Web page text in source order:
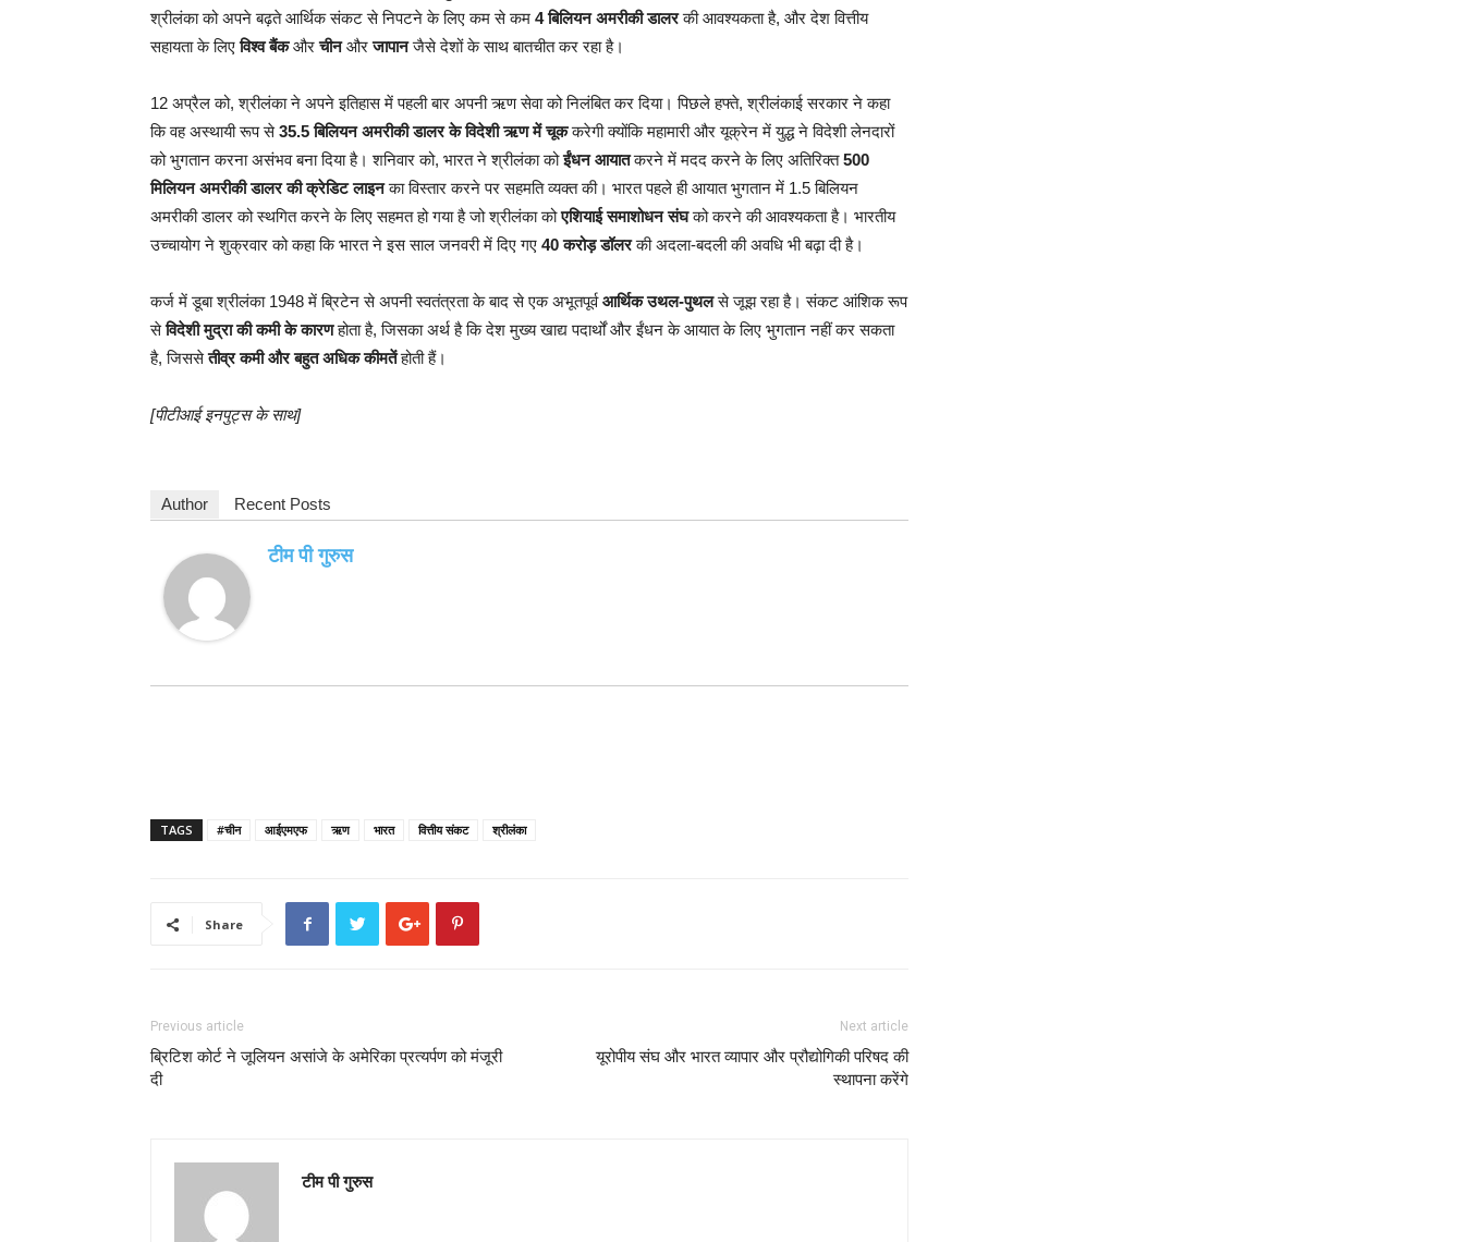
श्रीलंका को अपने बढ़ते आर्थिक संकट से निपटने के लिए कम से कम 4 बिलियन अमरीकी डालरकी आवश्यकता है, और देश वित्तीय
सहायता के लिएविश्व बैंकऔरचीनऔरजापानजैसे देशों के साथ बातचीत कर रहा है।
12 अप्रैल को, श्रीलंका ने अपने इतिहास में पहली बार अपनी ऋण सेवा को निलंबित कर दिया। पिछले हफ्ते, श्रीलंकाई सरकार ने कहा
कि वह अस्थायी रूप से35.5 बिलियन अमरीकी डालर के विदेशी ऋण में चूककरेगी क्योंकि महामारी और यूक्रेन में युद्ध ने विदेशी लेनदारों
को भुगतान करना असंभव बना दिया है। शनिवार को, भारत ने श्रीलंका कोईंधन आयातकरने में मदद करने के लिए अतिरिक्त500
मिलियन अमरीकी डालर की क्रेडिट लाइनका विस्तार करने पर सहमति व्यक्त की। भारत पहले ही आयात भुगतान में 1.5 बिलियन
अमरीकी डालर को स्थगित करने के लिए सहमत हो गया है जो श्रीलंका कोएशियाई समाशोधन संघको करने की आवश्यकता है। भारतीय
उच्चायोग ने शुक्रवार को कहा कि भारत ने इस साल जनवरी में दिए गए 40 करोड़ डॉलरकी अदला-बदली की अवधि भी बढ़ा दी है।
कर्ज में डूबा श्रीलंका 1948 में ब्रिटेन से अपनी स्वतंत्रता के बाद से एक अभूतपूर्वआर्थिक उथल-पुथलसे जूझ रहा है। संकट आंशिक रूप
सेविदेशी मुद्रा की कमी के कारणहोता है, जिसका अर्थ है कि देश मुख्य खाद्य पदार्थों और ईंधन के आयात के लिए भुगतान नहीं कर सकता
है, जिससेतीव्र कमी और बहुत अधिक कीमतेंहोती हैं।
[पीटीआई इनपुट्स के साथ]
Author Recent Posts
टीम पी गुरुस
TAGS #चीन आईएमएफ ऋण भारत वित्तीय संकट श्रीलंका
Share
Previous article
ब्रिटिश कोर्ट ने जूलियन असांजे के अमेरिका प्रत्यर्पण को मंजूरी
दी
Next article
यूरोपीय संघ और भारत व्यापार और प्रौद्योगिकी परिषद की
स्थापना करेंगे
टीम पी गुरुस